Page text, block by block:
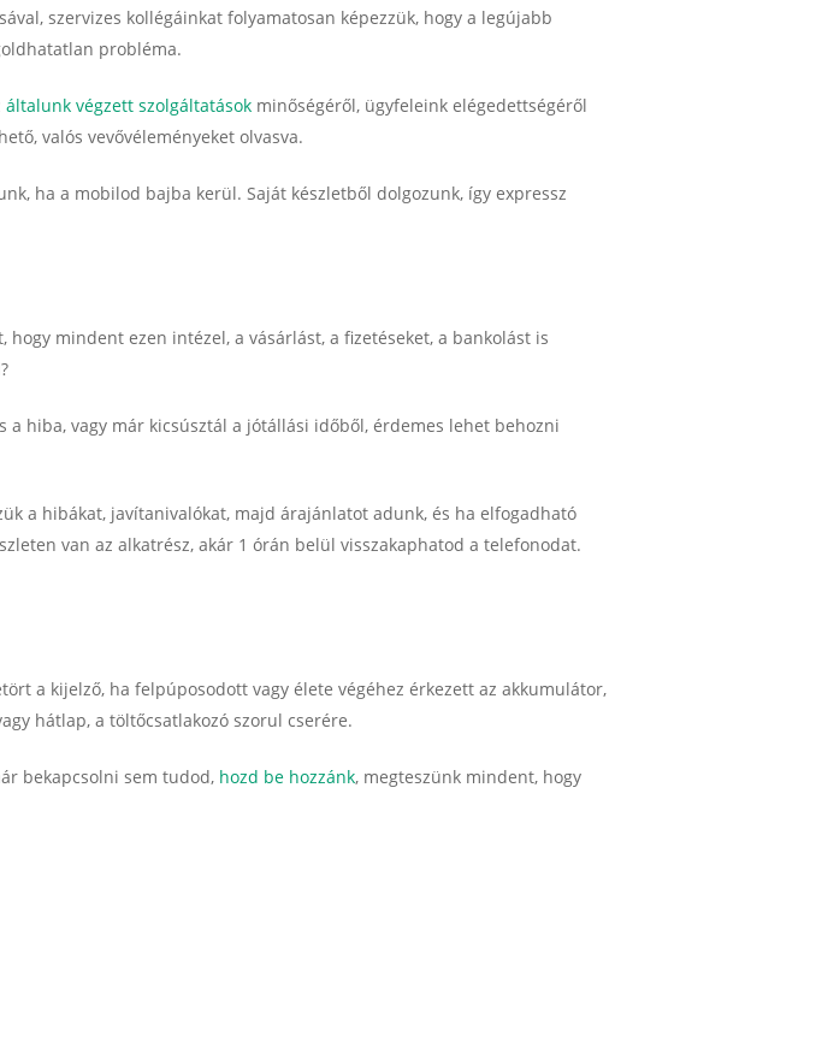
szervizes kollégáinkat folyamatosan képezzük, hogy a legújabb
probléma.
általunk végzett szolgáltatások minőségéről, ügyfeleink elégedettségéről
valós vevővéleményeket olvasva.
ha a mobilod bajba kerül. Saját készletből dolgozunk, így expressz
mindent ezen intézel, a vásárlást, a fizetéseket, a bankolást is
hiba, vagy már kicsúsztál a jótállási időből, érdemes lehet behozni
a hibákat, javítanivalókat, majd árajánlatot adunk, és ha elfogadható
van az alkatrész, akár 1 órán belül visszakaphatod a telefonodat.
a kijelző, ha felpúposodott vagy élete végéhez érkezett az akkumulátor,
hátlap, a töltőcsatlakozó szorul cserére.
bekapcsolni sem tudod, hozd be hozzánk, megteszünk mindent, hogy